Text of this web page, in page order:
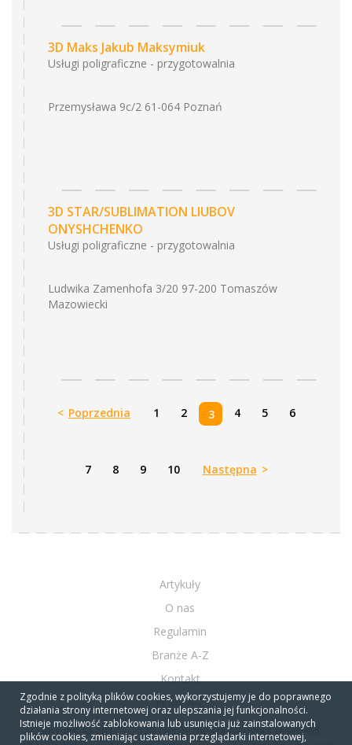
Zgodnie z polityką plików cookies, wykorzystujemy je do poprawnego
działania strony internetowej oraz ulepszania jej funkcjonalności.
Istnieje możliwość zablokowania lub usunięcia już zainstalowanych
plików cookies, zmieniając ustawienia przeglądarki internetowej,
3D Maks Jakub Maksymiuk
Usługi poligraficzne - przygotowalnia
Przemysława 9c/2 61-064 Poznań
3D STAR/SUBLIMATION LIUBOV
ONYSHCHENKO
Usługi poligraficzne - przygotowalnia
Ludwika Zamenhofa 3/20 97-200 Tomaszów
Mazowiecki
< Poprzednia 1 2 3 4 5 6
7 8 9 10 Następna >
Artykuły
O nas
Regulamin
Branże A-Z
Kontakt
Firmy A-Z
Copyright © 2010 - 2020 NeoBiznes.pl All rights reserved.